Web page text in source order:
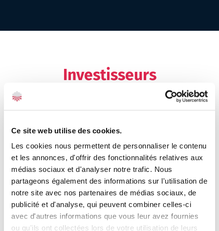
Ce site web utilise des cookies.
Les cookies nous permettent de personnaliser le contenu
et les annonces, d'offrir des fonctionnalités relatives aux
médias sociaux et d'analyser notre trafic. Nous
partageons également des informations sur l'utilisation de
notre site avec nos partenaires de médias sociaux, de
publicité et d'analyse, qui peuvent combiner celles-ci
avec d'autres informations que vous leur avez fournies
ou qu'ils ont collectées lors de votre utilisation de leurs
Investisseurs